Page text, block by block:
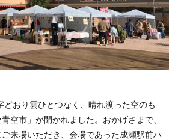
どおり雲ひとつなく、晴れ渡った空のも
空市」が開かれました。おかげさまで、
来場いただき、会場であった成瀬駅前ハ